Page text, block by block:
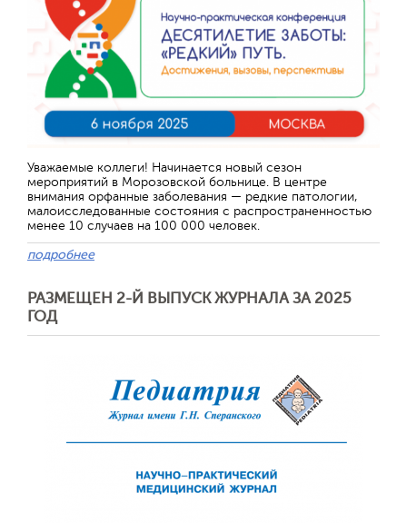
Уважаемые коллеги! Начинается новый сезон
мероприятий в Морозовской больнице. В центре
внимания орфанные заболевания — редкие патологии,
малоисследованные состояния с распространенностью
менее 10 случаев на 100 000 человек.
подробнее
РАЗМЕЩЕН 2-Й ВЫПУСК ЖУРНАЛА ЗА 2025
ГОД